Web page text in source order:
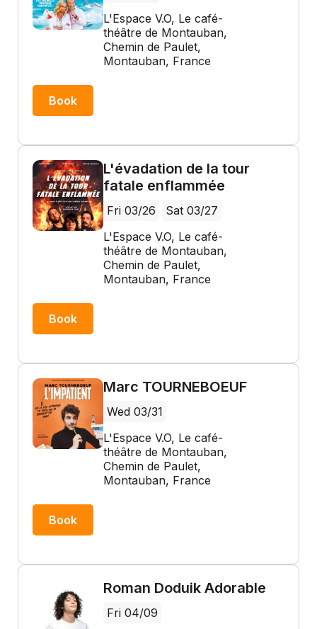
L'Espace V.O, Le café-
théâtre de Montauban,
Chemin de Paulet,
Montauban, France
Book
L'évadation de la tour
fatale enflammée
Fri 03/26
Sat 03/27
L'Espace V.O, Le café-
théâtre de Montauban,
Chemin de Paulet,
Montauban, France
Book
Marc TOURNEBOEUF
Wed 03/31
L'Espace V.O, Le café-
théâtre de Montauban,
Chemin de Paulet,
Montauban, France
Book
Roman Doduik Adorable
Fri 04/09